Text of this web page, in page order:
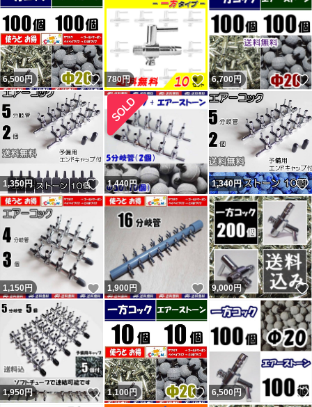
6,500円 いいね！
780円 いいね！
6,700円
1,350円 いいね！
1,440円 1,340円
1,150 円 いいね！
1,900円 いいね！
9,000円
1,950円 いいね！
1,100円 いいね！
6,500円